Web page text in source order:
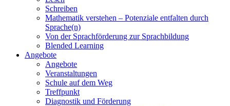
Schreiben
Mathematik verstehen – Potenziale entfalten durch
Sprache(n)
Von der Sprachförderung zur Sprachbildung
Blended Learning
Angebote
Angebote
Veranstaltungen
Schule auf dem Weg
Treffpunkt
Diagnostik und Förderung